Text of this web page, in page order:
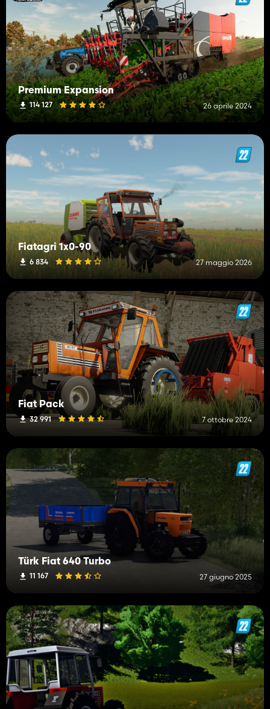
Premium Expansion
114 127 26 aprile 2024
Fiatagri 1x0-90
6 834 27 maggio 2026
Fiat Pack
32 991 7 ottobre 2024
Türk Fiat 640 Turbo
11 167 27 giugno 2025